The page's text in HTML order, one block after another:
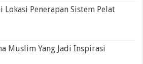
Penerapan Sistem Pelat
Muslim Yang Jadi Inspirasi